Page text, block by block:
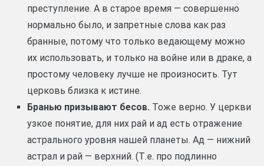
преступление. А в старое время — совершенно
нормально было, и запретные слова как раз
бранные, потому что только ведающему можно
их использовать, и только на войне или в драке, а
простому человеку лучше не произносить. Тут
церковь близка к истине.
Бранью призывают бесов. Тоже верно. У церкви
узкое понятие, для них рай и ад есть отражение
астрального уровня нашей планеты. Ад — нижний
астрал и рай — верхний. (Т.е. про подлинно